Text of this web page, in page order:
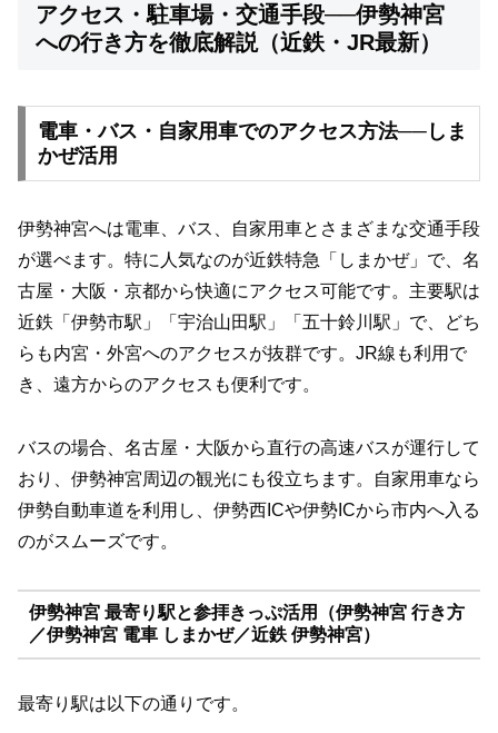
アクセス・駐車場・交通手段──伊勢神宮
への行き方を徹底解説（近鉄・JR最新）
電車・バス・自家用車でのアクセス方法──しま
かぜ活用
伊勢神宮へは電車、バス、自家用車とさまざまな交通手段
が選べます。特に人気なのが近鉄特急「しまかぜ」で、名
古屋・大阪・京都から快適にアクセス可能です。主要駅は
近鉄「伊勢市駅」「宇治山田駅」「五十鈴川駅」で、どち
らも内宮・外宮へのアクセスが抜群です。JR線も利用で
き、遠方からのアクセスも便利です。
バスの場合、名古屋・大阪から直行の高速バスが運行して
おり、伊勢神宮周辺の観光にも役立ちます。自家用車なら
伊勢自動車道を利用し、伊勢西ICや伊勢ICから市内へ入る
のがスムーズです。
伊勢神宮 最寄り駅と参拝きっぷ活用（伊勢神宮 行き方
／伊勢神宮 電車 しまかぜ／近鉄 伊勢神宮）
最寄り駅は以下の通りです。